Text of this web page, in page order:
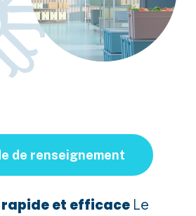
et efficace Le
de renseignement